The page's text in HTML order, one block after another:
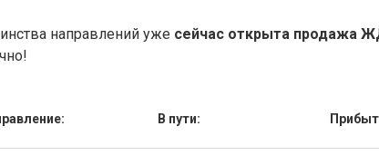
направлений уже сейчас открыта продажа
В пути: